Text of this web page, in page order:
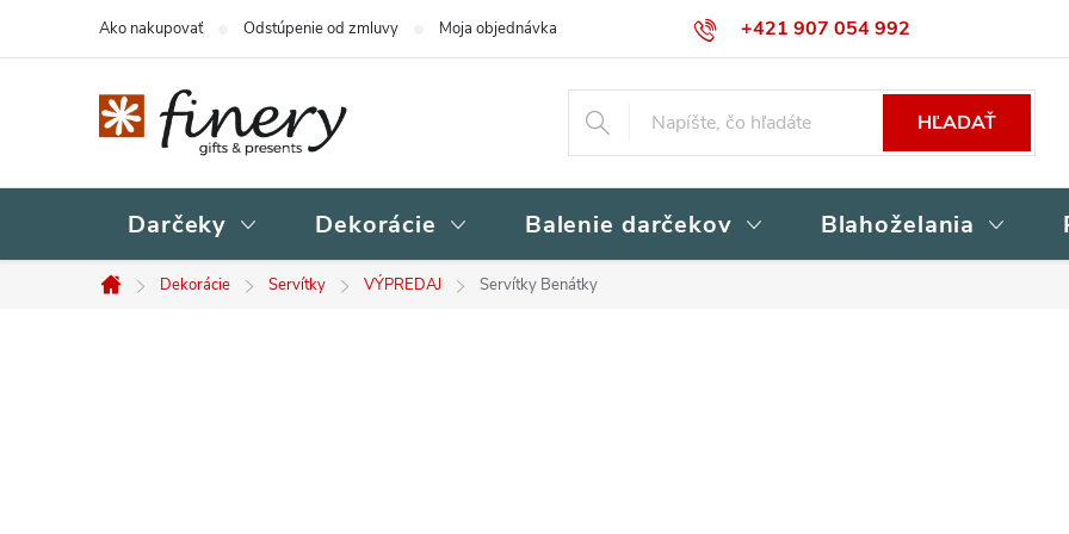
+421 907 054 992
Ako nakupovať Odstúpenie od zmluvy Moja objednávka Obchodné podmienky Podmienky ochrany
HĽADAŤ
Darčeky Dekorácie Balenie darčekov Blahoželania
Domov
Dekorácie Servítky VÝPREDAJ Servítky Benátky